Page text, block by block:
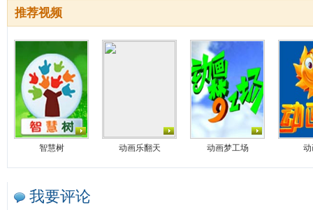
推荐视频
智慧树 动画乐翻天 动画梦工场 动
我要评论